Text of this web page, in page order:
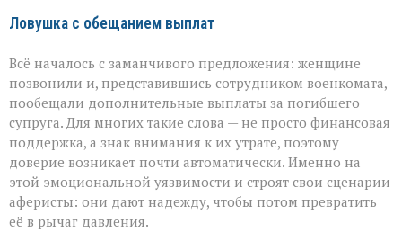
Ловушка с обещанием выплат
Всё началось с заманчивого предложения: женщине
позвонили и, представившись сотрудником военкомата,
пообещали дополнительные выплаты за погибшего
супруга. Для многих такие слова — не просто финансовая
поддержка, а знак внимания к их утрате, поэтому
доверие возникает почти автоматически. Именно на
этой эмоциональной уязвимости и строят свои сценарии
аферисты: они дают надежду, чтобы потом превратить
её в рычаг давления.